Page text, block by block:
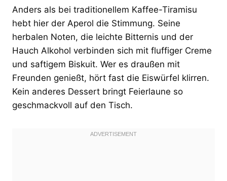
Anders als bei traditionellem Kaffee-Tiramisu
hebt hier der Aperol die Stimmung. Seine
herbalen Noten, die leichte Bitternis und der
Hauch Alkohol verbinden sich mit fluffiger Creme
und saftigem Biskuit. Wer es draußen mit
Freunden genießt, hört fast die Eiswürfel klirren.
Kein anderes Dessert bringt Feierlaune so
geschmackvoll auf den Tisch.